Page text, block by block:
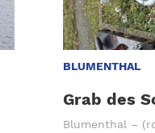
BLUMENTHAL
Grab des
Blumenthal –